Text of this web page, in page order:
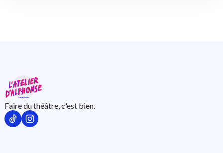
Faire du théâtre, c'est bien.